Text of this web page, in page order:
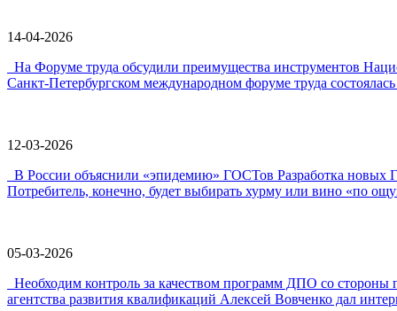
14-04-2026
На Форуме труда обсудили преимущества инструментов
Санкт-Петербургском международном форуме труда
12-03-2026
В России объяснили «эпидемию» ГОСТов Разработка новых
Потребитель, конечно, будет выбирать хурму или вино «по
05-03-2026
Необходим контроль за качеством программ ДПО со
агентства развития квалификаций Алексей Вовченко дал